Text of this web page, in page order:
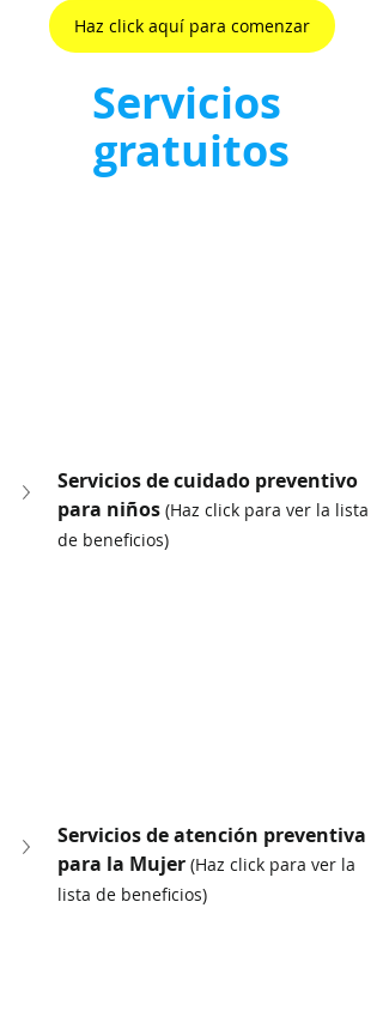
Haz click aquí para comenzar
Servicios
gratuitos
Servicios de cuidado preventivo
para niños (Haz click para ver la lista
de beneficios)
Servicios de atención preventiva
para la Mujer (Haz click para ver la
lista de beneficios)